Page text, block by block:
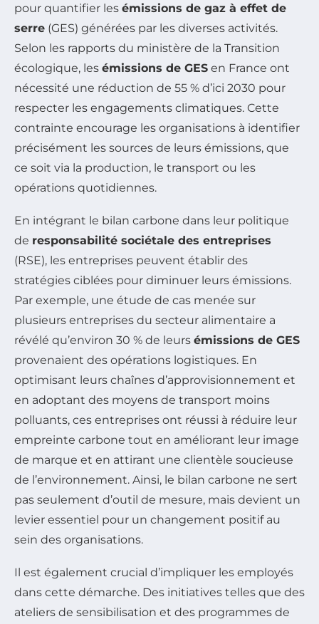
pour quantifier les émissions de gaz à effet de
serre (GES) générées par les diverses activités.
Selon les rapports du ministère de la Transition
écologique, les émissions de GES en France ont
nécessité une réduction de 55 % d’ici 2030 pour
respecter les engagements climatiques. Cette
contrainte encourage les organisations à identifier
précisément les sources de leurs émissions, que
ce soit via la production, le transport ou les
opérations quotidiennes.
En intégrant le bilan carbone dans leur politique
de responsabilité sociétale des entreprises
(RSE), les entreprises peuvent établir des
stratégies ciblées pour diminuer leurs émissions.
Par exemple, une étude de cas menée sur
plusieurs entreprises du secteur alimentaire a
révélé qu’environ 30 % de leurs émissions de GES
provenaient des opérations logistiques. En
optimisant leurs chaînes d’approvisionnement et
en adoptant des moyens de transport moins
polluants, ces entreprises ont réussi à réduire leur
empreinte carbone tout en améliorant leur image
de marque et en attirant une clientèle soucieuse
de l’environnement. Ainsi, le bilan carbone ne sert
pas seulement d’outil de mesure, mais devient un
levier essentiel pour un changement positif au
sein des organisations.
Il est également crucial d’impliquer les employés
dans cette démarche. Des initiatives telles que des
ateliers de sensibilisation et des programmes de